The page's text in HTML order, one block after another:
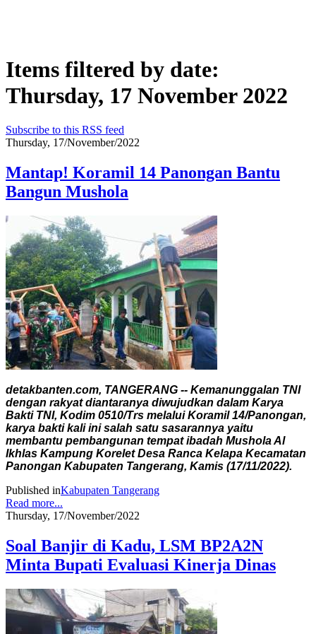
Items filtered by date:
Thursday, 17 November 2022
Subscribe to this RSS feed
Thursday, 17/November/2022
Mantap! Koramil 14 Panongan Bantu
Bangun Mushola
detakbanten.com, TANGERANG -- Kemanunggalan TNI
dengan rakyat diantaranya diwujudkan dalam Karya
Bakti TNI, Kodim 0510/Trs melalui Koramil 14/Panongan,
karya bakti kali ini salah satu sasarannya yaitu
membantu pembangunan tempat ibadah Mushola Al
Ikhlas Kampung Korelet Desa Ranca Kelapa Kecamatan
Panongan Kabupaten Tangerang, Kamis (17/11/2022).
Published inKabupaten Tangerang
Read more...
Thursday, 17/November/2022
Soal Banjir di Kadu, LSM BP2A2N
Minta Bupati Evaluasi Kinerja Dinas